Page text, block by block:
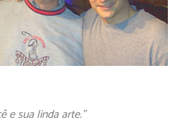
e sua linda arte.”